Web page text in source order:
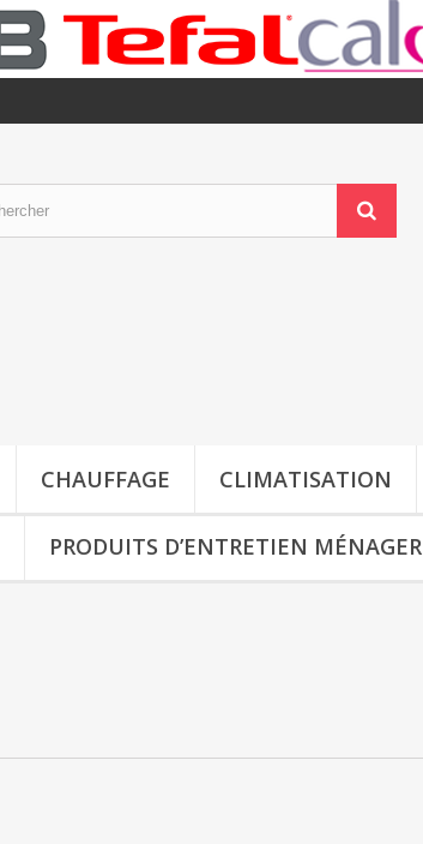
CHAUFFAGE CLIMATISATION
PRODUITS D’ENTRETIEN MÉNAGER